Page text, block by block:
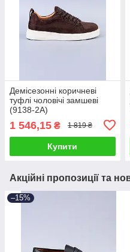
Демісезонні коричневі
туфлі чоловічі замшеві
(9138-2A)
1 546,15 ₴ 1 819 ₴
Купити
Акційні пропозиції та
–15%